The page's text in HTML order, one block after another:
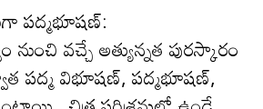
పద్మభూషణ్:
వచ్చే అత్యున్నత పురస్కారం
పద్మ విభూషణ్, పద్మభూషణ్,